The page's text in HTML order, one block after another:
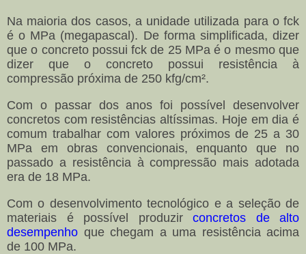
Na maioria dos casos, a unidade utilizada para o fck
é o MPa (megapascal). De forma simplificada, dizer
que o concreto possui fck de 25 MPa é o mesmo que
dizer que o concreto possui resistência à
compressão próxima de 250 kfg/cm².
Com o passar dos anos foi possível desenvolver
concretos com resistências altíssimas. Hoje em dia é
comum trabalhar com valores próximos de 25 a 30
MPa em obras convencionais, enquanto que no
passado a resistência à compressão mais adotada
era de 18 MPa.
Com o desenvolvimento tecnológico e a seleção de
materiais é possível produzir concretos de alto
desempenho que chegam a uma resistência acima
de 100 MPa.